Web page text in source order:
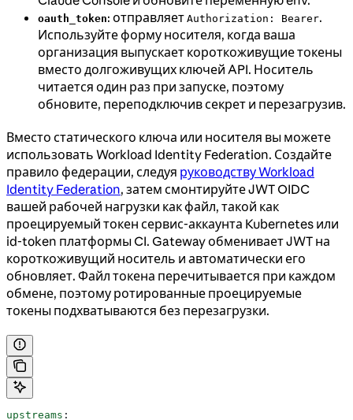
oauth_token: отправляет Authorization: Bearer.
Используйте форму носителя, когда ваша
организация выпускает короткоживущие токены
вместо долгоживущих ключей API. Носитель
читается один раз при запуске, поэтому
обновите, переподключив секрет и перезагрузив.
Вместо статического ключа или носителя вы можете
использовать Workload Identity Federation. Создайте
правило федерации, следуя руководству Workload
Identity Federation, затем смонтируйте JWT OIDC
вашей рабочей нагрузки как файл, такой как
проецируемый токен сервис-аккаунта Kubernetes или
id-token платформы CI. Gateway обменивает JWT на
короткоживущий носитель и автоматически его
обновляет. Файл токена перечитывается при каждом
обмене, поэтому ротированные проецируемые
токены подхватываются без перезагрузки.
upstreams :